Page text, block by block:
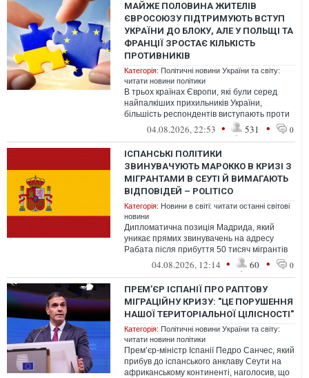
МАЙЖЕ ПОЛОВИНА ЖИТЕЛІВ
ЄВРОСОЮЗУ ПІДТРИМУЮТЬ ВСТУП
УКРАЇНИ ДО БЛОКУ, АЛЕ У ПОЛЬЩІ ТА
ФРАНЦІЇ ЗРОСТАЄ КІЛЬКІСТЬ
ПРОТИВНИКІВ
Категорія: Політичні новини України та світу:
читати новини політики
В трьох країнах Європи, які були серед
найпалкіших прихильників України,
більшість респондентів виступають проти
вступу України до ЄС, принаймні як чл...
04.08.2026, 22:53 • 531 • 0
ІСПАНСЬКІ ПОЛІТИКИ
ЗВИНУВАЧУЮТЬ МАРОККО В КРИЗІ З
МІГРАНТАМИ В СЕУТІ Й ВИМАГАЮТЬ
ВІДПОВІДЕЙ – POLITICO
Категорія: Новини в світі: читати останні світові
новини
Дипломатична позиція Мадрида, який
уникає прямих звинувачень на адресу
Рабата після прибуття 50 тисяч мігрантів
до Сеути, зазнає тиску з боку іспанськ...
04.08.2026, 12:14 • 60 • 0
ПРЕМ’ЄР ІСПАНІЇ ПРО РАПТОВУ
МІГРАЦІЙНУ КРИЗУ: "ЦЕ ПОРУШЕННЯ
НАШОЇ ТЕРИТОРІАЛЬНОЇ ЦІЛІСНОСТІ"
Категорія: Політичні новини України та світу:
читати новини політики
Прем’єр-міністр Іспанії Педро Санчес, який
прибув до іспанського анклаву Сеути на
африканському континенті, наголосив, що